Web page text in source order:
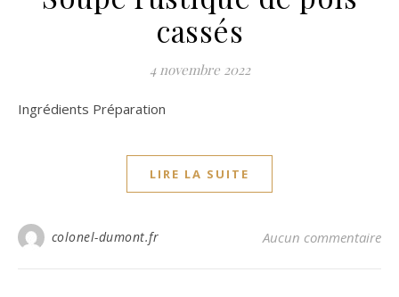
cassés
4 novembre 2022
Ingrédients Préparation
LIRE LA SUITE
colonel-dumont.fr Aucun commentaire